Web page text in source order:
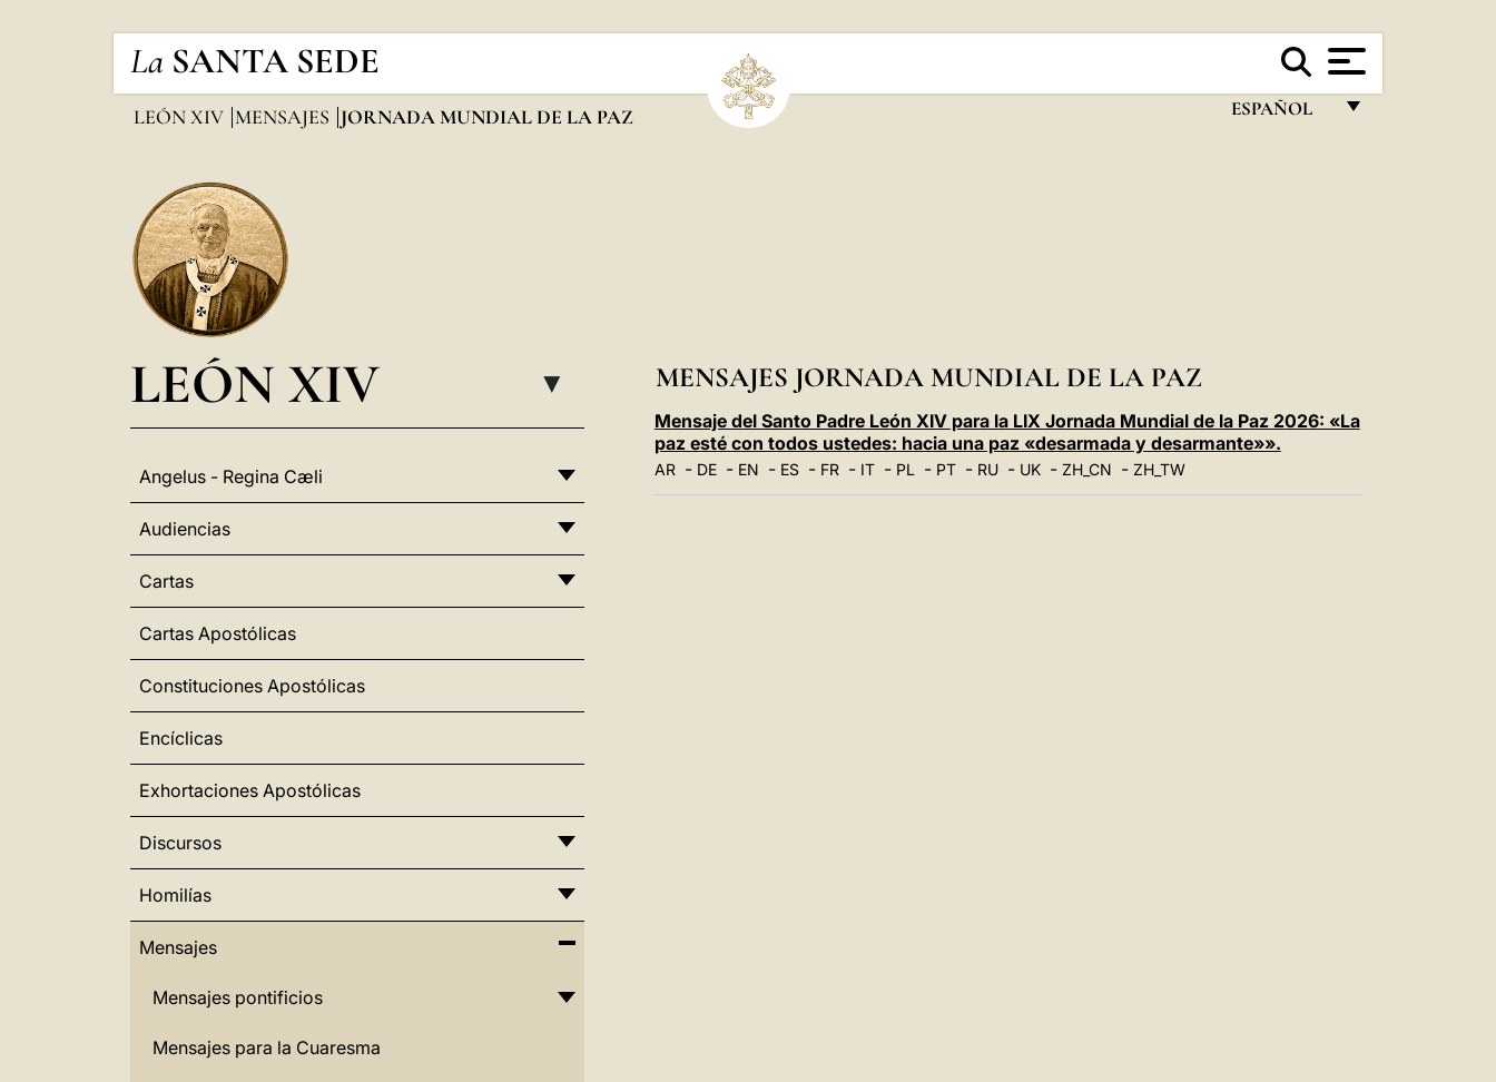
La SANTA SEDE
ESPAÑOL
POLSKI
العربيّة
中文
LEÓN XIV MENSAJES JORNADA MUNDIAL DE LA PAZ
LEÓN XIV ▸
Angelus - Regina Cæli
Audiencias
Cartas
Cartas Apostólicas
Constituciones Apostólicas
Encíclicas
Exhortaciones Apostólicas
Discursos
Homilías
Mensajes
Mensajes pontificios
Mensajes para la Cuaresma
MENSAJES JORNADA MUNDIAL DE LA PAZ
Mensaje del Santo Padre León XIV para la LIX Jornada Mundial de la Paz 2026: «La
paz esté con todos ustedes: hacia una paz «desarmada y desarmante»».
AR- DE- EN - ES- FR- IT- PL- PT- RU- UK- ZH_CN - ZH_TW